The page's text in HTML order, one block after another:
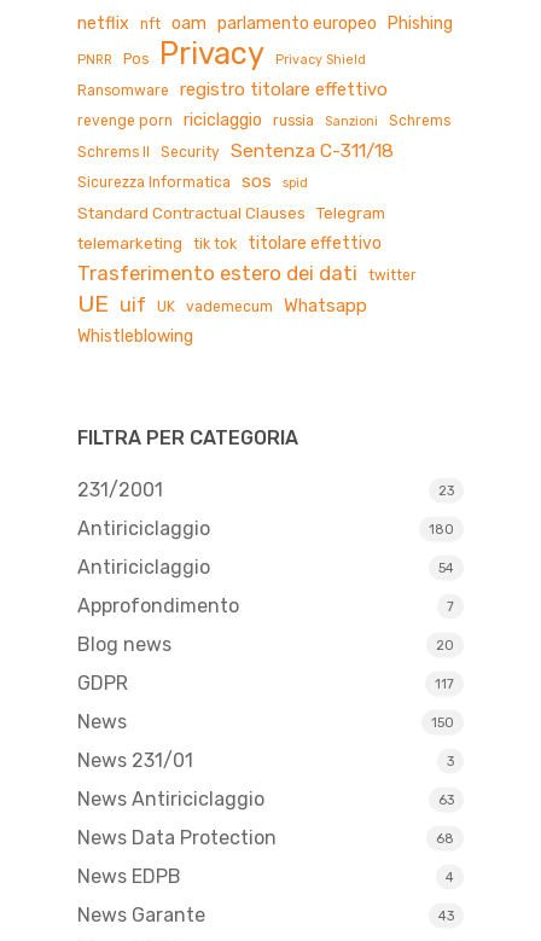
netflix nft oam parlamento europeo Phishing
PNRR Pos Privacy Privacy Shield
Ransomware registro titolare effettivo
revenge porn riciclaggio russia Sanzioni
Schrems
Schrems II
Security Sentenza C-311/18
Sicurezza Informatica sos spid
Standard Contractual Clauses
Telegram
telemarketing
tik tok titolare effettivo
Trasferimento estero dei dati twitter
UE uif UK vademecum Whatsapp
Whistleblowing
FILTRA PER CATEGORIA
231/2001 23
Antiriciclaggio 180
Antiriciclaggio 54
Approfondimento 7
Blog news 20
GDPR 117
News 150
News 231/01 3
News Antiriciclaggio 63
News Data Protection 68
News EDPB 4
News Garante 43